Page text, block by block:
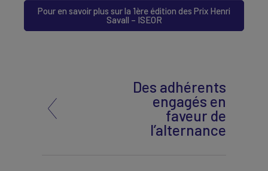
Pour en savoir plus sur la 1ère édition des Prix Henri
Savall – ISEOR
Des adhérents
engagés en
faveur de
l’alternance